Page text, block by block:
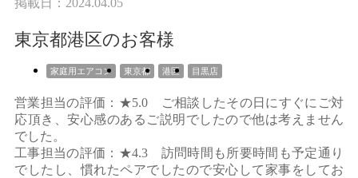
東京都港区のお客様
家庭用エアコン 東京都 港区 目黒店
営業担当の評価：★5.0 ご相談したその日にすぐにご対
応頂き、安心感のあるご説明でしたので他は考えません
でした。
工事担当の評価：★4.3 訪問時間も所要時間も予定通り
でしたし、慣れたペアでしたので安心して家事をしてお